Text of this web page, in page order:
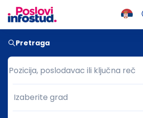
Pretraga
Pozicija, poslodavac ili ključna reč
Pozicija, poslodavac ili ključna reč
Grad
Izaberite grad